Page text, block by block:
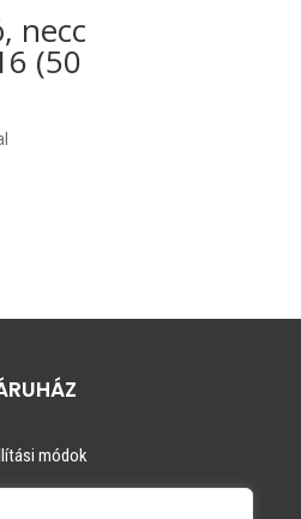
necc
(50
módok
módok